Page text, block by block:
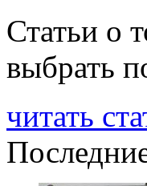
Статьи о
выбрать
читать